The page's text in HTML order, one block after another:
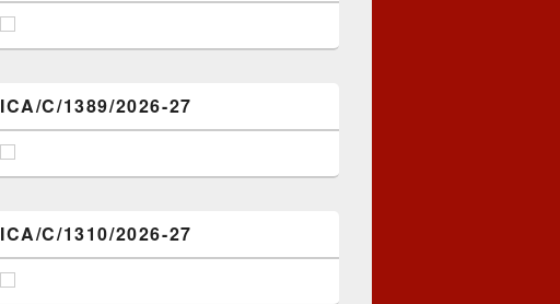
ICA/C/1389/2026-27
ICA/C/1310/2026-27